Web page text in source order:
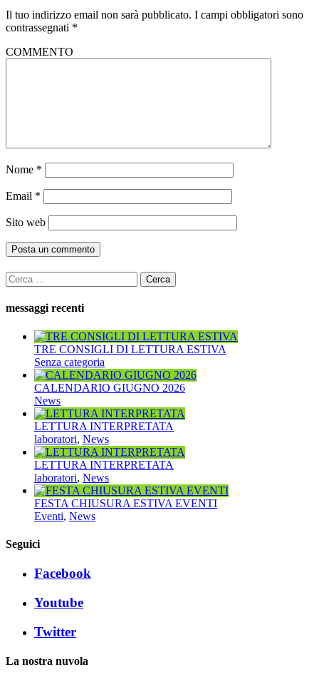
Il tuo indirizzo email non sarà pubblicato. I campi obbligatori sono
contrassegnati *
COMMENTO
Nome *
Email *
Sito web
Ricerca
per:
messaggi recenti
TRE CONSIGLI DI LETTURA ESTIVA
Senza categoria
CALENDARIO GIUGNO 2026
News
LETTURA INTERPRETATA
laboratori, News
LETTURA INTERPRETATA
laboratori, News
FESTA CHIUSURA ESTIVA EVENTI
Eventi, News
Seguici
Facebook
Youtube
Twitter
La nostra nuvola